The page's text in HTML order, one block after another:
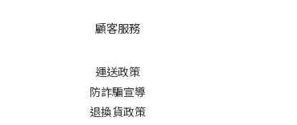
顧客服務
運送政策
防詐騙宣導
退換貨政策